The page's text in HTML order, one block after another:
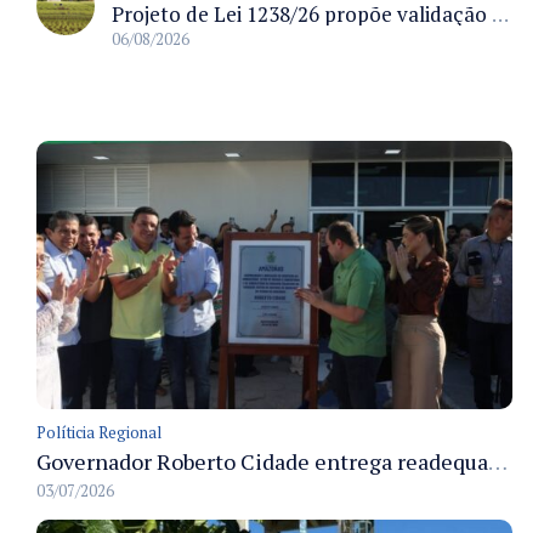
Projeto de Lei 1238/26 propõe validação automática do Cadastro Ambiental Rural para imóveis de até quatro módulos fiscais
06/08/2026
Políticia Regional
Governador Roberto Cidade entrega readequação do ambulatório da FCecon e amplia capacidade de atendimento oncológico em Manaus
03/07/2026